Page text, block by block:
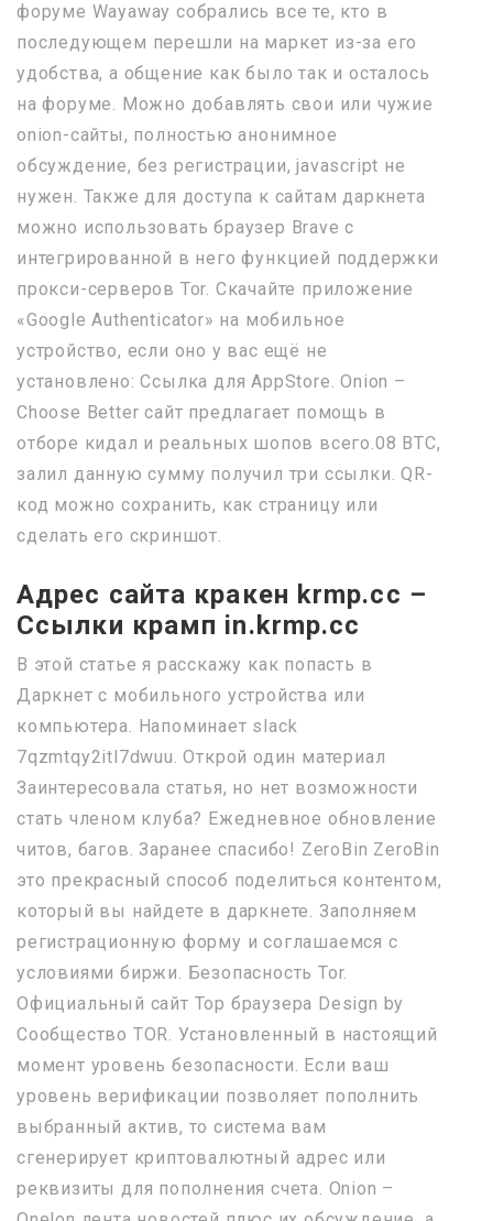
форуме Wayaway собрались все те, кто в
последующем перешли на маркет из-за его
удобства, а общение как было так и осталось
на форуме. Можно добавлять свои или чужие
onion-сайты, полностью анонимное
обсуждение, без регистрации, javascript не
нужен. Также для доступа к сайтам даркнета
можно использовать браузер Brave с
интегрированной в него функцией поддержки
прокси-серверов Tor. Скачайте приложение
«Google Authenticator» на мобильное
устройство, если оно у вас ещё не
установлено: Ссылка для AppStore. Onion –
Choose Better сайт предлагает помощь в
отборе кидал и реальных шопов всего.08 ВТС,
залил данную сумму получил три ссылки. QR-
код можно сохранить, как страницу или
сделать его скриншот.
Адрес сайта кракен krmp.cc –
Ссылки крамп in.krmp.cc
В этой статье я расскажу как попасть в
Даркнет с мобильного устройства или
компьютера. Напоминает slack
7qzmtqy2itl7dwuu. Открой один материал
Заинтересовала статья, но нет возможности
стать членом клуба? Ежедневное обновление
читов, багов. Заранее спасибо! ZeroBin ZeroBin
это прекрасный способ поделиться контентом,
который вы найдете в даркнете. Заполняем
регистрационную форму и соглашаемся с
условиями биржи. Безопасность Tor.
Официальный сайт Тор браузера Design by
Сообщество TOR. Установленный в настоящий
момент уровень безопасности. Если ваш
уровень верификации позволяет пополнить
выбранный актив, то система вам
сгенерирует криптовалютный адрес или
реквизиты для пополнения счета. Onion –